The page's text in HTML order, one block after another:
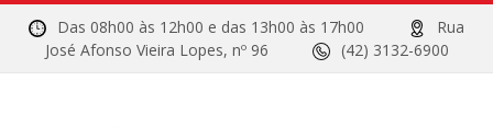
Das 08h00 às 12h00 e das 13h00 às 17h00
Rua
José Afonso Vieira Lopes, nº 96
(42) 3132-6900